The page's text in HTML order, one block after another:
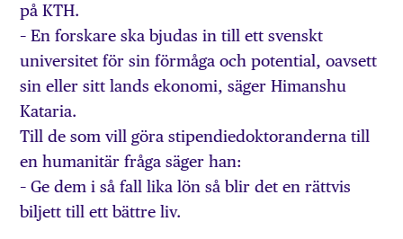
på KTH.
– En forskare ska bjudas in till ett svenskt
universitet för sin förmåga och potential, oavsett
sin eller sitt lands ekonomi, säger Himanshu
Kataria.
Till de som vill göra stipendiedoktoranderna till
en humanitär fråga säger han:
– Ge dem i så fall lika lön så blir det en rättvis
biljett till ett bättre liv.